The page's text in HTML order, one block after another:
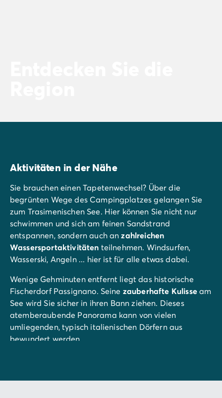
Aktivitäten in der Nähe
Sie brauchen einen Tapetenwechsel? Über die
begrünten Wege des Campingplatzes gelangen Sie
zum Trasimenischen See. Hier können Sie nicht nur
schwimmen und sich am feinen Sandstrand
entspannen, sondern auch anzahlreichen
Wassersportaktivitäten teilnehmen. Windsurfen,
Wasserski, Angeln ... hier ist für alle etwas dabei.
Wenige Gehminuten entfernt liegt das historische
Fischerdorf Passignano. Seine zauberhafte Kulisseam
See wird Sie sicher in ihren Bann ziehen. Dieses
atemberaubende Panorama kann von vielen
umliegenden, typisch italienischen Dörfern aus
bewundert werden.
Cascata delle Marmore. Nach einer vitalisierenden